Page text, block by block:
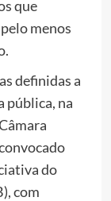
que
menos
definidas a
pública, na
do
com